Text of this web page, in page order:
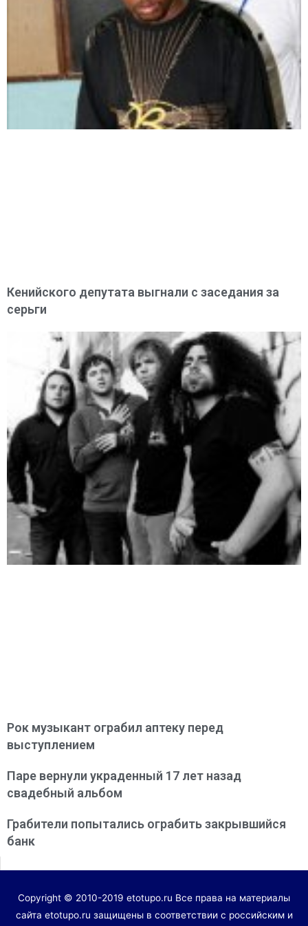
Кенийского депутата выгнали с заседания за
серьги
Рок музыкант ограбил аптеку перед
выступлением
Паре вернули украденный 17 лет назад
свадебный альбом
Грабители попытались ограбить закрывшийся
банк
Copyright © 2010-2019 etotupo.ru Все права на материалы
сайта etotupo.ru защищены в соответствии с российским и